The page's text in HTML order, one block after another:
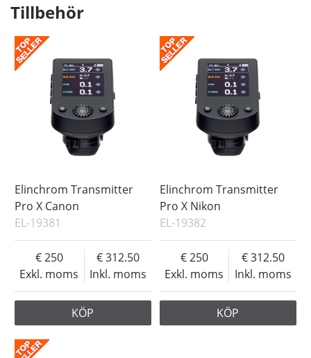
Tillbehör
Elinchrom Transmitter
Pro X Canon
EL-19381
Exkl. moms
250
Inkl. moms
312.50
KÖP
Elinchrom Transmitter
Pro X Nikon
EL-19382
Exkl. moms
250
Inkl. moms
312.50
KÖP